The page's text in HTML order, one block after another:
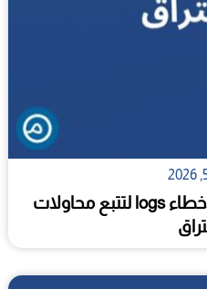
كيف تستخدم سجلات الأخطاء logs لتتبع محاولات